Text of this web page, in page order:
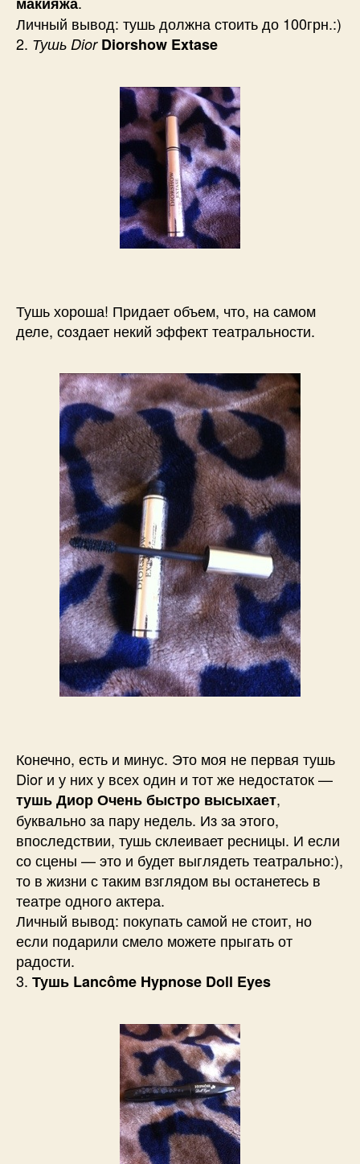
Личный вывод: тушь должна стоить до 100грн.:)
2. Тушь Dior Diorshow Extase
Тушь хороша! Придает объем, что, на самом
деле, создает некий эффект театральности.
Конечно, есть и минус. Это моя не первая тушь
Dior и у них у всех один и тот же недостаток —
тушь Диор Очень быстро высыхает,
буквально за пару недель. Из за этого,
впоследствии, тушь склеивает ресницы. И если
со сцены — это и будет выглядеть театрально:),
то в жизни с таким взглядом вы останетесь в
театре одного актера.
Личный вывод: покупать самой не стоит, но
если подарили смело можете прыгать от
радости.
3. Тушь Lancôme Hypnose Doll Eyes